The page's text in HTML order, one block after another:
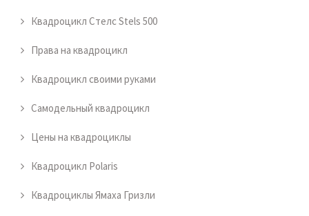
Квадроцикл Стелс Stels 500
Права на квадроцикл
Квадроцикл своими руками
Самодельный квадроцикл
Цены на квадроциклы
Квадроцикл Polaris
Квадроциклы Ямаха Гризли